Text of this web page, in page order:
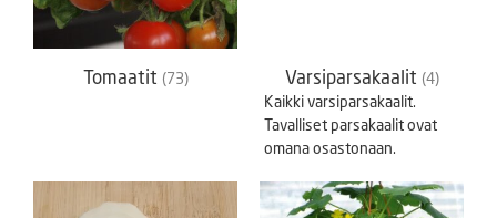
Tomaatit (73) Varsiparsakaalit (4)
Kaikki varsiparsakaalit.
Tavalliset parsakaalit ovat
omana osastonaan.